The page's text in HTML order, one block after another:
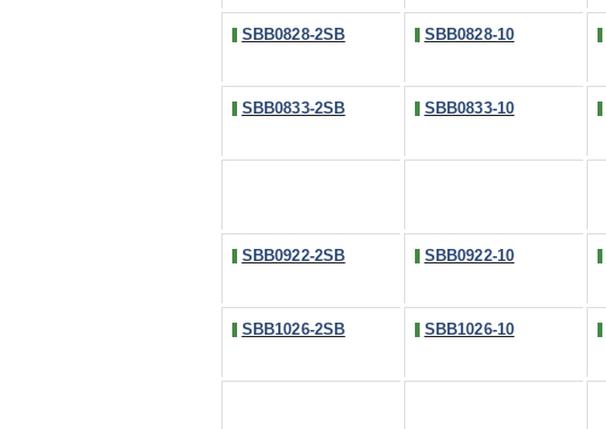
SBB0828-2SB SBB0828-10
SBB0833-2SB SBB0833-10
SBB0922-2SB SBB0922-10
SBB1026-2SB SBB1026-10